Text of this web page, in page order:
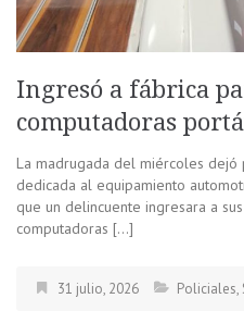
Ingresó a fábrica
computadoras
La madrugada del miércoles dejó
dedicada al equipamiento
que un delincuente ingresara a
computadoras […]
31 julio, 2026 Policiales,